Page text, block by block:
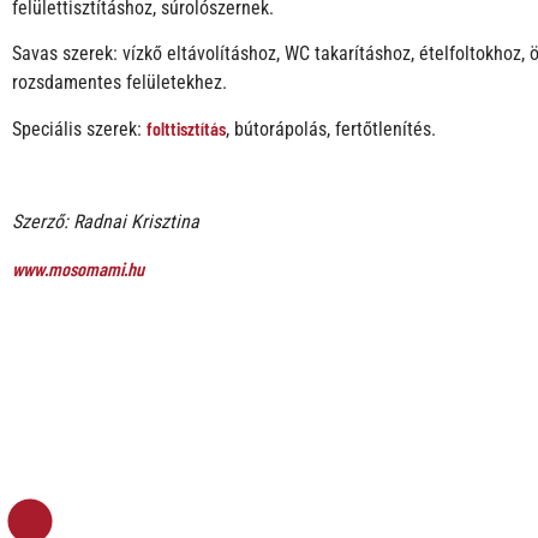
felülettisztításhoz, súrolószernek.
Savas szerek: vízkő eltávolításhoz, WC takarításhoz, ételfoltokhoz,
rozsdamentes felületekhez.
Speciális szerek: folttisztítás, bútorápolás, fertőtlenítés.
Szerző: Radnai Krisztina
www.mosomami.hu